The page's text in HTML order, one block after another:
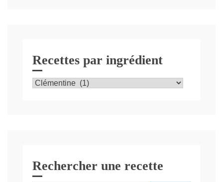
Recettes par ingrédient
Recettes
Rechercher une recette